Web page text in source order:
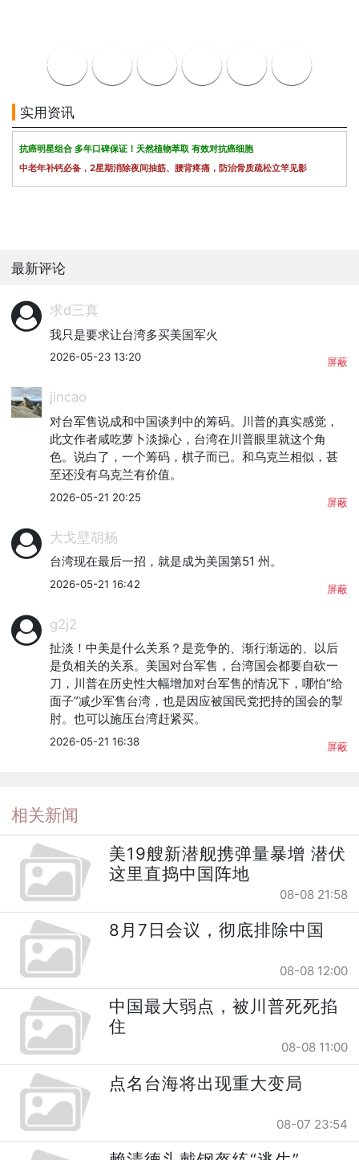
实用资讯
抗癌明星组合 多年口碑保证！天然植物萃取 有效对抗癌细胞
中老年补钙必备，2星期消除夜间抽筋、腰背疼痛，防治骨质疏松立竿见影
最新评论
求d三真
我只是要求让台湾多买美国军火
2026-05-23 13:20 屏蔽
jincao
对台军售说成和中国谈判中的筹码。川普的真实感觉，
此文作者咸吃萝卜淡操心，台湾在川普眼里就这个角
色。说白了，一个筹码，棋子而已。和乌克兰相似，甚
至还没有乌克兰有价值。
2026-05-21 20:25 屏蔽
大戈壁胡杨
台湾现在最后一招，就是成为美国第51 州。
2026-05-21 16:42 屏蔽
g2j2
扯淡！中美是什么关系？是竞争的、渐行渐远的、以后
是负相关的关系。美国对台军售，台湾国会都要自砍一
刀，川普在历史性大幅增加对台军售的情况下，哪怕“给
面子”减少军售台湾，也是因应被国民党把持的国会的掣
肘。也可以施压台湾赶紧买。
2026-05-21 16:38 屏蔽
相关新闻
美19艘新潜舰携弹量暴增 潜伏
这里直捣中国阵地
08-08 21:58
8月7日会议，彻底排除中国
08-08 12:00
中国最大弱点，被川普死死掐
住
08-08 11:00
点名台海将出现重大变局
08-07 23:54